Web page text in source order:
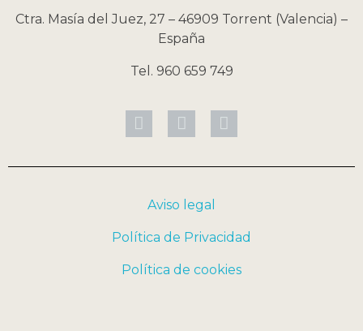
Ctra. Masía del Juez, 27 – 46909 Torrent (Valencia) –
España
Tel. 960 659 749
Aviso legal
Política de Privacidad
Política de cookies